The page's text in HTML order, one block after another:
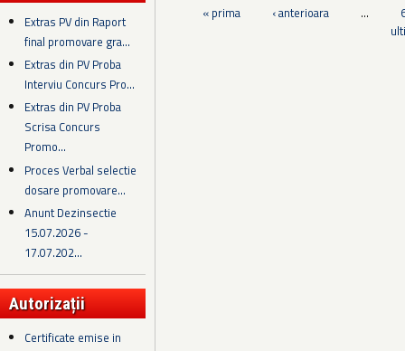
Extras PV din Raport
final promovare gra...
Extras din PV Proba
Interviu Concurs Pro...
Extras din PV Proba
Scrisa Concurs
Promo...
Proces Verbal selectie
dosare promovare...
Anunt Dezinsectie
15.07.2026 -
17.07.202...
Autorizații
Certificate emise in
Pagini
« prima ‹ anterioara …